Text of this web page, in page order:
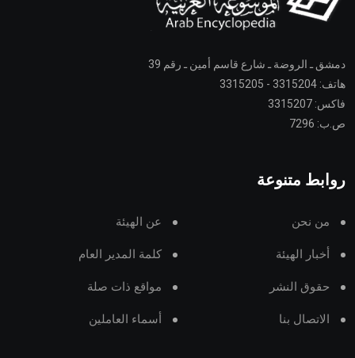
دمشق ـ الروضة ـ شارع قاسم أمين ـ رقم 39
هاتف: 3315204 - 3315205
فاكس: 3315207
ص.ب: 7296
روابط متنوعة
من نحن عن الهيئة
أخبار الهيئة كلمة المدير العام
حقوق النشر مواقع ذات صلة
الاتصال بنا أسماء العاملين